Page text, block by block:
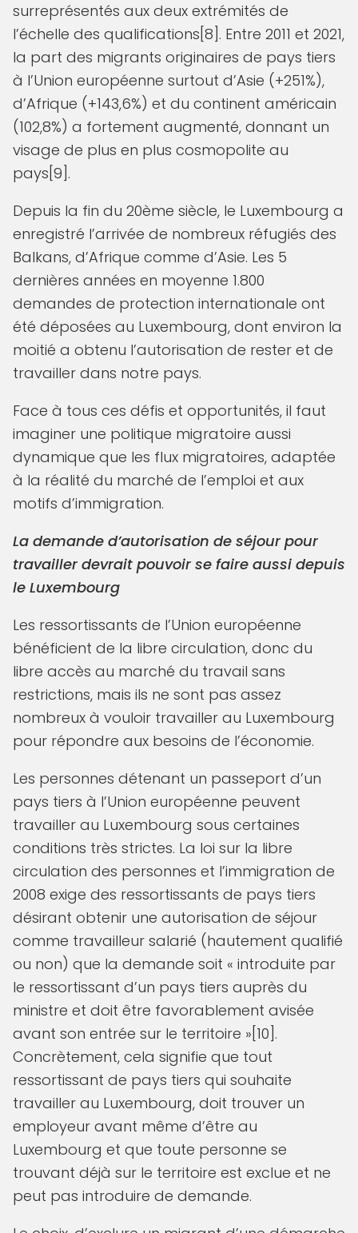
surreprésentés aux deux extrémités de
l’échelle des qualifications[8]. Entre 2011 et 2021,
la part des migrants originaires de pays tiers
à l’Union européenne surtout d’Asie (+251%),
d’Afrique (+143,6%) et du continent américain
(102,8%) a fortement augmenté, donnant un
visage de plus en plus cosmopolite au
pays[9].
Depuis la fin du 20ème siècle, le Luxembourg a
enregistré l’arrivée de nombreux réfugiés des
Balkans, d’Afrique comme d’Asie. Les 5
dernières années en moyenne 1.800
demandes de protection internationale ont
été déposées au Luxembourg, dont environ la
moitié a obtenu l’autorisation de rester et de
travailler dans notre pays.
Face à tous ces défis et opportunités, il faut
imaginer une politique migratoire aussi
dynamique que les flux migratoires, adaptée
à la réalité du marché de l’emploi et aux
motifs d’immigration.
La demande d’autorisation de séjour pour
travailler devrait pouvoir se faire aussi depuis
le Luxembourg
Les ressortissants de l’Union européenne
bénéficient de la libre circulation, donc du
libre accès au marché du travail sans
restrictions, mais ils ne sont pas assez
nombreux à vouloir travailler au Luxembourg
pour répondre aux besoins de l’économie.
Les personnes détenant un passeport d’un
pays tiers à l’Union européenne peuvent
travailler au Luxembourg sous certaines
conditions très strictes. La loi sur la libre
circulation des personnes et l’immigration de
2008 exige des ressortissants de pays tiers
désirant obtenir une autorisation de séjour
comme travailleur salarié (hautement qualifié
ou non) que la demande soit « introduite par
le ressortissant d’un pays tiers auprès du
ministre et doit être favorablement avisée
avant son entrée sur le territoire »[10].
Concrètement, cela signifie que tout
ressortissant de pays tiers qui souhaite
travailler au Luxembourg, doit trouver un
employeur avant même d’être au
Luxembourg et que toute personne se
trouvant déjà sur le territoire est exclue et ne
peut pas introduire de demande.